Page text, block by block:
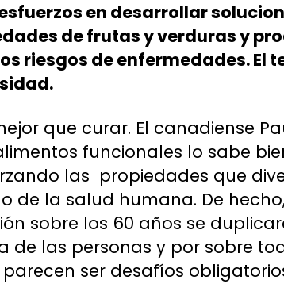
en desarrollar
de frutas y verduras y
riesgos de enfermedades. El
que curar. El canadiense
funcionales lo sabe
las propiedades que
de la salud humana. De
sobre los 60 años se
de las personas y por sobre
ser desafíos